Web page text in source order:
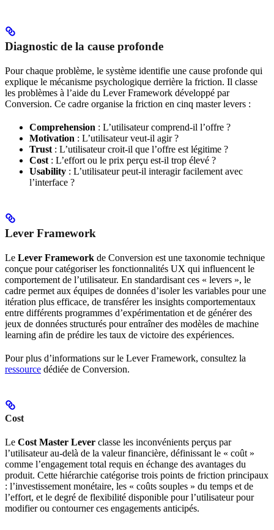
Diagnostic de la cause profonde
Pour chaque problème, le système identifie une cause profonde qui
explique le mécanisme psychologique derrière la friction. Il classe
les problèmes à l’aide du Lever Framework développé par
Conversion. Ce cadre organise la friction en cinq master levers :
Comprehension : L’utilisateur comprend-il l’offre ?
Motivation : L’utilisateur veut-il agir ?
Trust : L’utilisateur croit-il que l’offre est légitime ?
Cost : L’effort ou le prix perçu est-il trop élevé ?
Usability : L’utilisateur peut-il interagir facilement avec
l’interface ?
Lever Framework
Le Lever Framework de Conversion est une taxonomie technique
conçue pour catégoriser les fonctionnalités UX qui influencent le
comportement de l’utilisateur. En standardisant ces « levers », le
cadre permet aux équipes de données d’isoler les variables pour une
itération plus efficace, de transférer les insights comportementaux
entre différents programmes d’expérimentation et de générer des
jeux de données structurés pour entraîner des modèles de machine
learning afin de prédire les taux de victoire des expériences.
Pour plus d’informations sur le Lever Framework, consultez la
ressource dédiée de Conversion.
Cost
Le Cost Master Lever classe les inconvénients perçus par
l’utilisateur au-delà de la valeur financière, définissant le « coût »
comme l’engagement total requis en échange des avantages du
produit. Cette hiérarchie catégorise trois points de friction principaux
: l’investissement monétaire, les « coûts souples » du temps et de
l’effort, et le degré de flexibilité disponible pour l’utilisateur pour
modifier ou contourner ces engagements anticipés.